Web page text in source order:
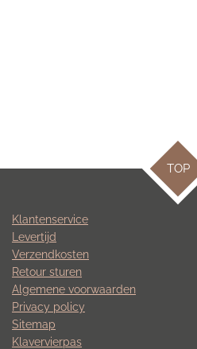
TOP
Klantenservice
Levertijd
Verzendkosten
Retour sturen
Algemene voorwaarden
Privacy policy
Sitemap
Klavervierpas